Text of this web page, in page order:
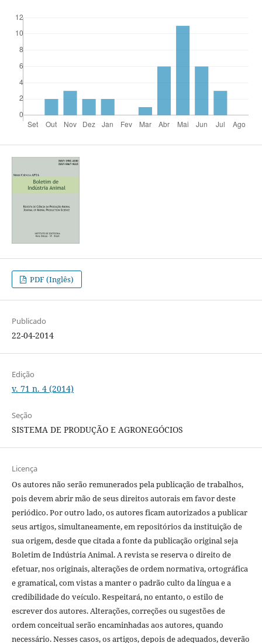
PDF (Inglês)
Publicado
22-04-2014
Edição
v. 71 n. 4 (2014)
Seção
SISTEMA DE PRODUÇÃO E AGRONEGÓCIOS
Licença
Os autores não serão remunerados pela publicação de trabalhos,
pois devem abrir mão de seus direitos autorais em favor deste
periódico. Por outro lado, os autores ficam autorizados a publicar
seus artigos, simultaneamente, em repositórios da instituição de
sua origem, desde que citada a fonte da publicação original seja
Boletim de Indústria Animal. A revista se reserva o direito de
efetuar, nos originais, alterações de ordem normativa, ortográfica
e gramatical, com vistas a manter o padrão culto da língua e a
credibilidade do veículo. Respeitará, no entanto, o estilo de
escrever dos autores. Alterações, correções ou sugestões de
ordem conceitual serão encaminhadas aos autores, quando
necessário. Nesses casos, os artigos, depois de adequados, deverão